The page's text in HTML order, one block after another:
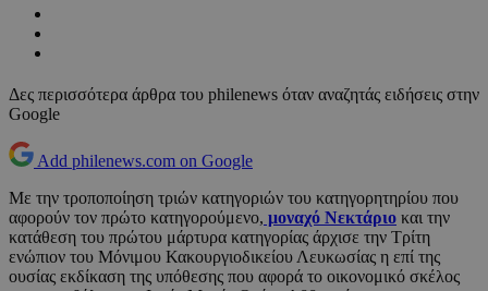
Δες περισσότερα άρθρα του philenews όταν αναζητάς ειδήσεις στην
Google
Add philenews.com on Google
Με την τροποποίηση τριών κατηγοριών του κατηγορητηρίου που
αφορούν τον πρώτο κατηγορούμενο, μοναχό Νεκτάριο και την
κατάθεση του πρώτου μάρτυρα κατηγορίας άρχισε την Τρίτη
ενώπιον του Μόνιμου Κακουργιοδικείου Λευκωσίας η επί της
ουσίας εκδίκαση της υπόθεσης που αφορά το οικονομικό σκέλος